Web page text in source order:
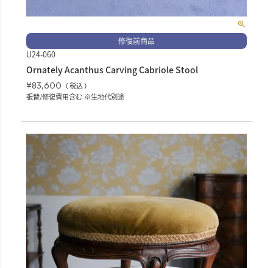
修復前商品
U24-060
Ornately Acanthus Carving Cabriole Stool
¥83,600
税込
張替/修復費用含む ※生地代別途